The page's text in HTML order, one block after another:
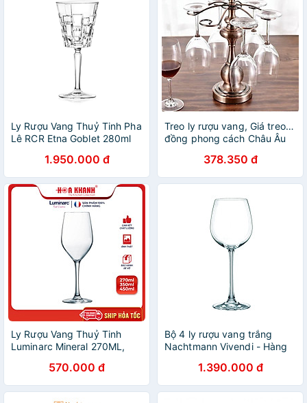
Ly Rượu Vang Thuỷ Tinh Pha
Lê RCR Etna Goblet 280ml
1.950.000 đ
Treo ly rượu vang, Giá treo ly
đồng phong cách Châu Âu
378.350 đ
Ly Rượu Vang Thuỷ Tinh
Luminarc Mineral 270ML,
H2316, H2317 & H2318
570.000 đ
Bộ 4 ly rượu vang trắng
Nachtmann Vivendi - Hàng
1.390.000 đ